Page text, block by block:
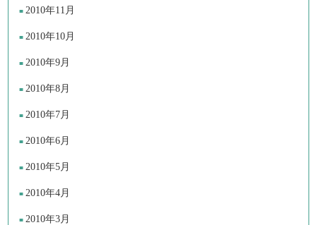
2010年11月
2010年10月
2010年9月
2010年8月
2010年7月
2010年6月
2010年5月
2010年4月
2010年3月